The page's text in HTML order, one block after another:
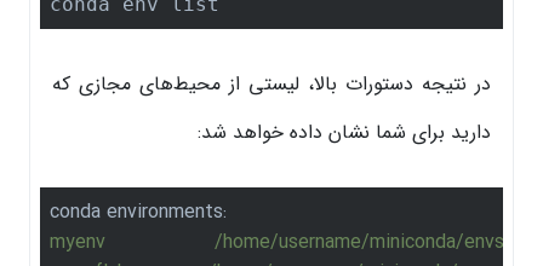
در نتیجه دستورات بالا، لیستی از محیط‌های مجازی که
دارید برای شما نشان داده خواهد شد:
conda environments:
myenv
/home/username/miniconda/envs/